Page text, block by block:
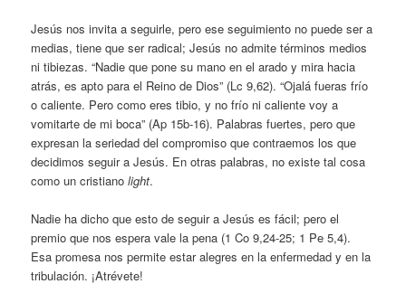
Jesús nos invita a seguirle, pero ese seguimiento no puede ser a
medias, tiene que ser radical; Jesús no admite términos medios
ni tibiezas. “Nadie que pone su mano en el arado y mira hacia
atrás, es apto para el Reino de Dios” (Lc 9,62). “Ojalá fueras frío
o caliente. Pero como eres tibio, y no frío ni caliente voy a
vomitarte de mi boca” (Ap 15b-16). Palabras fuertes, pero que
expresan la seriedad del compromiso que contraemos los que
decidimos seguir a Jesús. En otras palabras, no existe tal cosa
como un cristianolight.
Nadie ha dicho que esto de seguir a Jesús es fácil; pero el
premio que nos espera vale la pena (1 Co 9,24-25; 1 Pe 5,4).
Esa promesa nos permite estar alegres en la enfermedad y en la
tribulación. ¡Atrévete!